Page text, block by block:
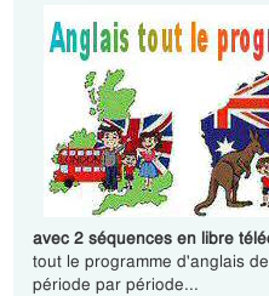
avec 2 séquences en libre
tout le programme d'anglais
période par période...